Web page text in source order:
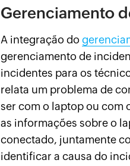
Gerenciamento
A integração do
gerenciamento de
incidentes para os
relata um problema de
ser com o laptop ou com
as informações sobre o
conectado, juntamente
identificar a causa do